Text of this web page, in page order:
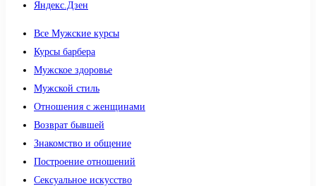
Яндекс.Дзен
Все Мужские курсы
Курсы барбера
Мужское здоровье
Мужской стиль
Отношения с женщинами
Возврат бывшей
Знакомство и общение
Построение отношений
Сексуальное искусство